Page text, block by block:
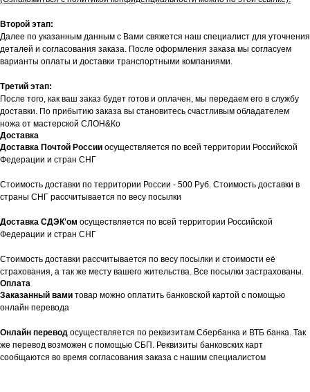
Второй этап:
Далее по указанным данным с Вами свяжется наш специалист для уточнения
деталей и согласования заказа. После оформления заказа мы согласуем
варианты оплаты и доставки транспортными компаниями.
Третий этап:
После того, как ваш заказ будет готов и оплачен, мы передаем его в службу
доставки. По прибытию заказа вы становитесь счастливым обладателем
ножа от мастерской СЛОН&Ко
Доставка
Доставка Почтой России осуществляется по всей территории Российской
Федерации и стран СНГ
Стоимость доставки по территории России - 500 Руб. Стоимость доставки в
страны СНГ рассчитывается по весу посылки
Доставка СДЭК'ом осуществляется по всей территории Российской
Федерации и стран СНГ
Стоимость доставки рассчитывается по весу посылки и стоимости её
страхования, а так же месту вашего жительства. Все посылки застрахованы.
Оплата
Заказанный вами товар можно оплатить банковской картой с помощью
онлайн перевода
Онлайн перевод осуществляется по реквизитам Сбербанка и ВТБ банка. Так
же перевод возможен с помощью СБП. Реквизиты банковских карт
сообщаются во время согласования заказа с нашим специалистом